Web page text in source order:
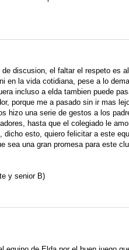
discusion, el faltar el respeto es
en la vida cotidiana, pese a lo
incluso a elda tambien puede
porque me a pasado sin ir mas
hizo una serie de gestos a los
hasta que el colegiado le
dicho esto, quiero felicitar a este
sea una gran promesa para este
y senior B)